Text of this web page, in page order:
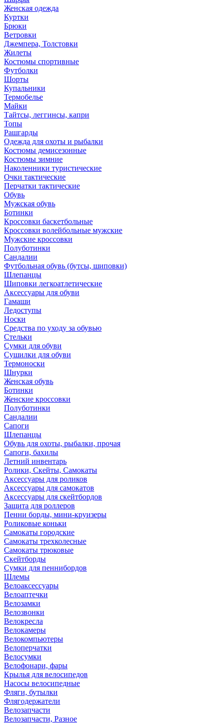
Женская одежда
Куртки
Брюки
Ветровки
Джемпера, Толстовки
Жилеты
Костюмы спортивные
Футболки
Шорты
Купальники
Термобелье
Майки
Тайтсы, леггинсы, капри
Топы
Рашгарды
Одежда для охоты и рыбалки
Костюмы демисезонные
Костюмы зимние
Наколенники туристические
Очки тактические
Перчатки тактические
Обувь
Мужская обувь
Ботинки
Кроссовки баскетбольные
Кроссовки волейбольные мужские
Мужские кроссовки
Полуботинки
Сандалии
Футбольная обувь (бутсы, шиповки)
Шлепанцы
Шиповки легкоатлетические
Аксессуары для обуви
Гамаши
Ледоступы
Носки
Средства по уходу за обувью
Стельки
Сумки для обуви
Сушилки для обуви
Термоноски
Шнурки
Женская обувь
Ботинки
Женские кроссовки
Полуботинки
Сандалии
Сапоги
Шлепанцы
Обувь для охоты, рыбалки, прочая
Сапоги, бахилы
Летний инвентарь
Ролики, Скейты, Самокаты
Аксессуары для роликов
Аксессуары для самокатов
Аксессуары для скейтбордов
Защита для роллеров
Пенни борды, мини-круизеры
Роликовые коньки
Самокаты городские
Самокаты трехколесные
Самокаты трюковые
Скейтборды
Сумки для пеннибордов
Шлемы
Велоаксессуары
Велоаптечки
Велозамки
Велозвонки
Велокресла
Велокамеры
Велокомпьютеры
Велоперчатки
Велосумки
Велофонари, фары
Крылья для велосипедов
Насосы велосипедные
Фляги, бутылки
Флягодержатели
Велозапчасти
Велозапчасти, Разное